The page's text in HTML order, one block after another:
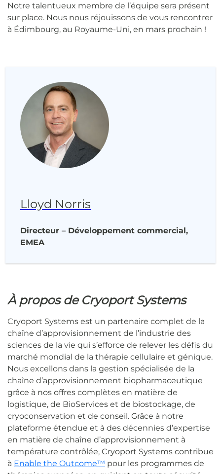
Notre talentueux membre de l’équipe sera présent
sur place. Nous nous réjouissons de vous rencontrer
à Édimbourg, au Royaume-Uni, en mars prochain !
Lloyd Norris
Directeur – Développement commercial,
EMEA
À propos de Cryoport Systems
Cryoport Systems est un partenaire complet de la
chaîne d’approvisionnement de l’industrie des
sciences de la vie qui s’efforce de relever les défis du
marché mondial de la thérapie cellulaire et génique.
Nous excellons dans la gestion spécialisée de la
chaîne d’approvisionnement biopharmaceutique
grâce à nos offres complètes en matière de
logistique, de BioServices et de biostockage, de
cryoconservation et de conseil. Grâce à notre
plateforme étendue et à des décennies d’expertise
en matière de chaîne d’approvisionnement à
température contrôlée, Cryoport Systems contribue
à Enable the Outcome™ pour les programmes de